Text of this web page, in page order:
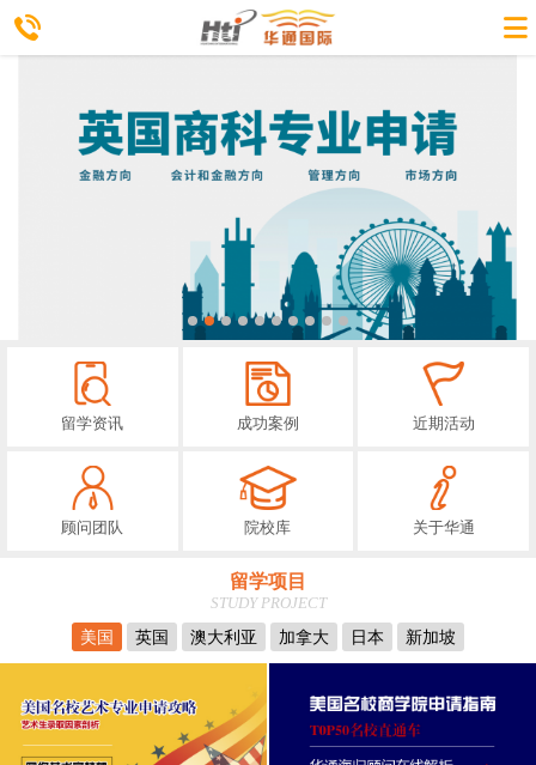
留学资讯 成功案例 近期活动
顾问团队 院校库 关于华通
留学项目
STUDY PROJECT
美国
英国 澳大利亚 加拿大 日本 新加坡